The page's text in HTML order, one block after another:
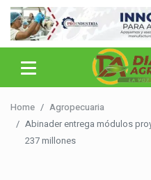
Home
Agropecuaria
Abinader entrega módulos
237 millones